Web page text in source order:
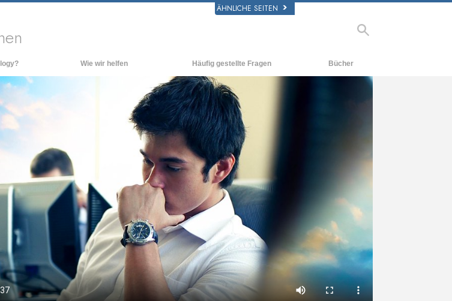
ÄHNLICHE SEITEN
und
kennen
Kirche
Scientology
Größe?
Wie wir helfen Häufig gestellte Fragen
Hintergrund und
grundlegende Prinzipien
Innerhalb einer Scientology Kirche
Die Organisation der Scientology
Bücher
Einführende Bücher
Hörbücher
Einführungsvorträge
Filme